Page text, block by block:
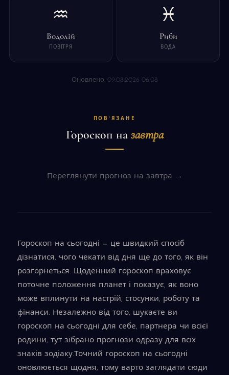
♒
Водолій
ПОВІТРЯ
♓
Риби
ВОДА
Оновлено: 09.08.2026 06:08
ПОВ'ЯЗАНЕ
Гороскоп на завтра
Переглянути прогноз на завтра →
Гороскоп на сьогодні — це швидкий спосіб
дізнатися, чого чекати від дня ще до того, як він
розгорнеться. Щоденний гороскоп враховує
поточне положення планет і показує, як воно
може вплинути на настрій, стосунки, роботу та
фінанси. Незалежно від того, шукаєте ви
гороскоп на сьогодні для себе, партнера чи всієї
родини, тут зібрано прогнози одразу для всіх
знаків зодіаку.Точний гороскоп на сьогодні
оновлюється щодня, тому варто заглядати сюди